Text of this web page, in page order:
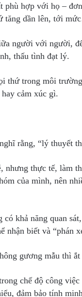
phù hợp với họ –
tăng dần lên, tới
người với người,
thấu tình đạt lý.
thứ trong môi
cảm xúc gì.
rằng, “lý thuyết
nhưng thực tế, làm
của mình, nên
khả năng quan
nhận biết và “phán
gương mẫu thì
chế độ công
đảm bảo tính